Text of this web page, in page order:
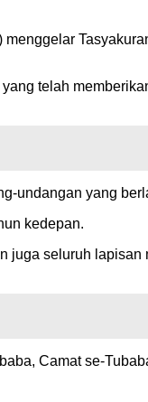
telah
undangan yang
kedepan.
juga seluruh lapisan
Camat se-